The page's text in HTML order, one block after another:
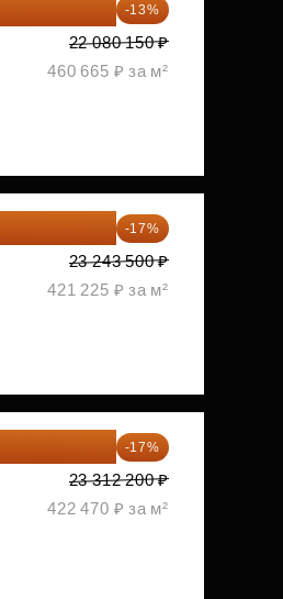
-13%
22 080 150 ₽
460 665 ₽ за м²
-17%
23 243 500 ₽
421 225 ₽ за м²
-17%
23 312 200 ₽
422 470 ₽ за м²